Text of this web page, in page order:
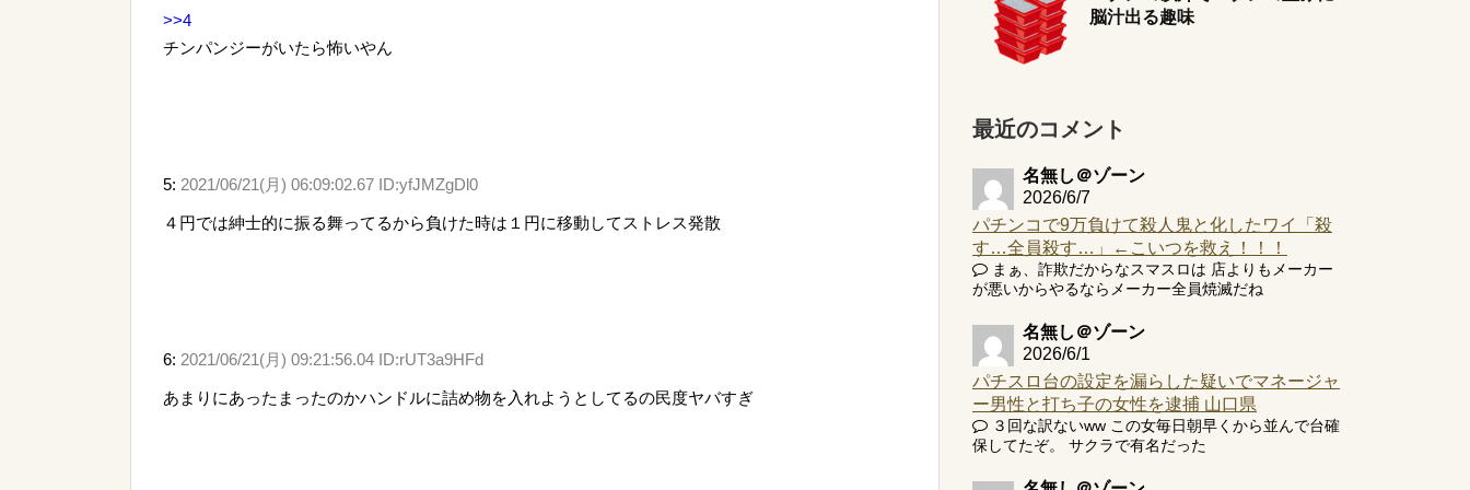
>>4
チンパンジーがいたら怖いやん
5: 2021/06/21(月) 06:09:02.67 ID:yfJMZgDl0
４円では紳士的に振る舞ってるから負けた時は１円に移動してストレス発散
6: 2021/06/21(月) 09:21:56.04 ID:rUT3a9HFd
あまりにあったまったのかハンドルに詰め物を入れようとしてるの民度ヤバすぎ
脳汁出る趣味
最近のコメント
名無し＠ゾーン
2026/6/7
パチンコで9万負けて殺人鬼と化したワイ「殺
す…全員殺す…」←こいつを救え！！！
まぁ、詐欺だからなスマスロは 店よりもメーカー
が悪いからやるならメーカー全員焼滅だね
名無し＠ゾーン
2026/6/1
パチスロ台の設定を漏らした疑いでマネージャ
ー男性と打ち子の女性を逮捕 山口県
３回な訳ないww この女毎日朝早くから並んで台確
保してたぞ。 サクラで有名だった